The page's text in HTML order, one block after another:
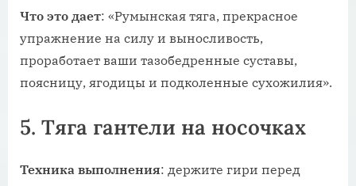
Что это дает: «Румынская тяга, прекрасное
упражнение на силу и выносливость,
проработает ваши тазобедренные суставы,
поясницу, ягодицы и подколенные сухожилия».
5. Тяга гантели на носочках
Техника выполнения: держите гири перед